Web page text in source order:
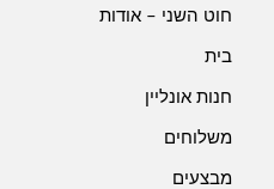
חוט השני – אודות
בית
חנות אונליין
משלוחים
מבצעים